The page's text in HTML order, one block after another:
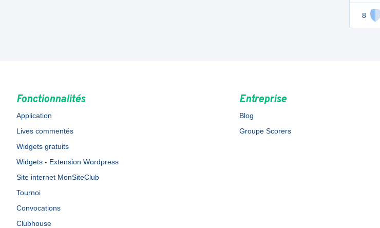
8
Fonctionnalités
Application
Lives commentés
Widgets gratuits
Widgets - Extension Wordpress
Site internet MonSiteClub
Tournoi
Convocations
Clubhouse
Entreprise
Blog
Groupe Scorers